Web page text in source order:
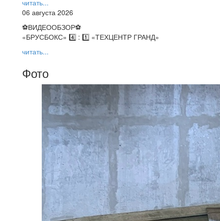
читать...
06 августа 2026
⚽️ВИДЕООБЗОР⚽️
«БРУСБОКС» 4️⃣ : 1️⃣ «ТЕХЦЕНТР ГРАНД»
читать...
Фото